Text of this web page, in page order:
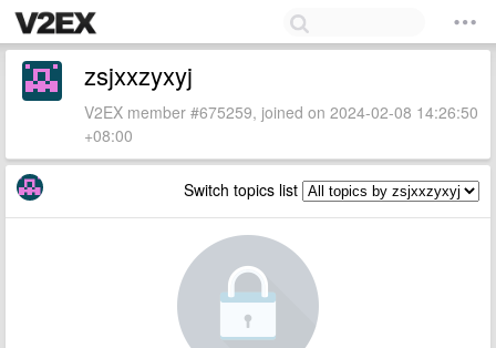
zsjxxzyxyj
V2EX member #675259, joined on 2024-02-08 14:26:50
+08:00
Switch topics list